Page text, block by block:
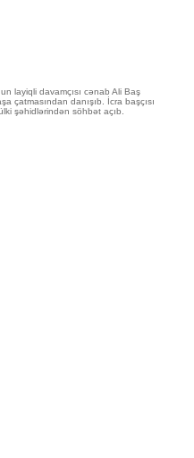
layiqli davamçısı cənab Ali Baş
çatmasından danışıb. İcra başçısı
şəhidlərindən söhbət açıb.